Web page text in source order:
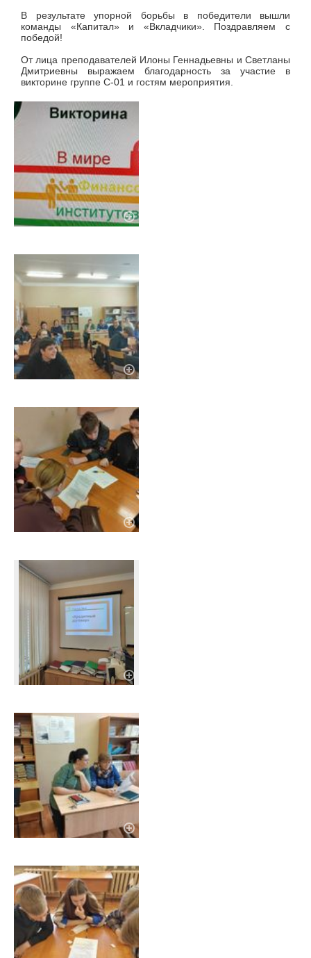
В результате упорной борьбы в победители вышли
команды «Капитал» и «Вкладчики». Поздравляем с
победой!
От лица преподавателей Илоны Геннадьевны и Светланы
Дмитриевны выражаем благодарность за участие в
викторине группе С-01 и гостям мероприятия.